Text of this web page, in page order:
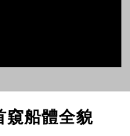
窺船體全貌